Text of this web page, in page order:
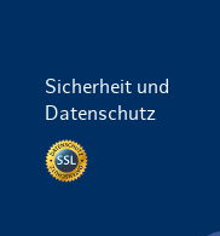
Sicherheit und
Datenschutz